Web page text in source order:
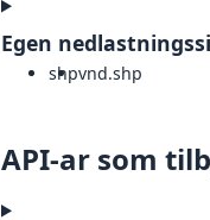
Egen
shpvnd.shp
API-ar som